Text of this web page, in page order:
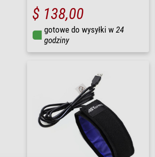
$ 138,00
gotowe do wysyłki w 24
godziny